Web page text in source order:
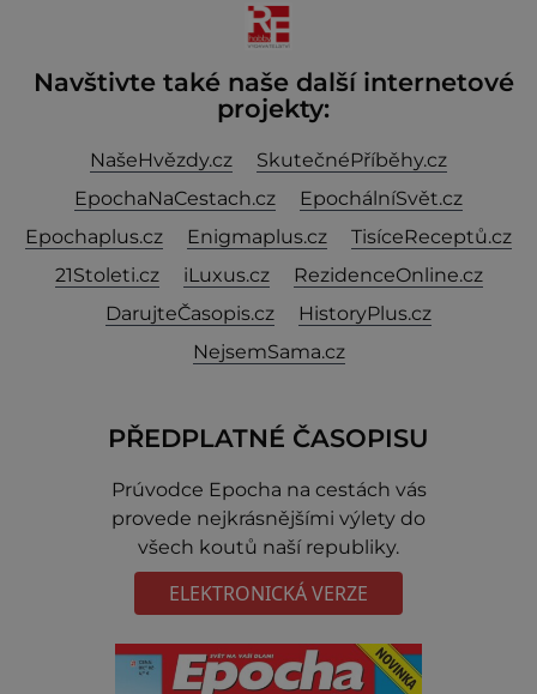
Navštivte také naše další internetové
projekty:
NašeHvězdy.cz
SkutečnéPříběhy.cz
EpochaNaCestach.cz
EpochálníSvět.cz
Epochaplus.cz
Enigmaplus.cz
TisíceReceptů.cz
21Stoleti.cz
iLuxus.cz
RezidenceOnline.cz
DarujteČasopis.cz
HistoryPlus.cz
NejsemSama.cz
PŘEDPLATNÉ ČASOPISU
Prúvodce Epocha na cestách vás
provede nejkrásnějšími výlety do
všech koutů naší republiky.
ELEKTRONICKÁ VERZE